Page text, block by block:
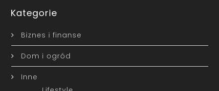
Kategorie
Biznes i finanse
Dom i ogród
Inne